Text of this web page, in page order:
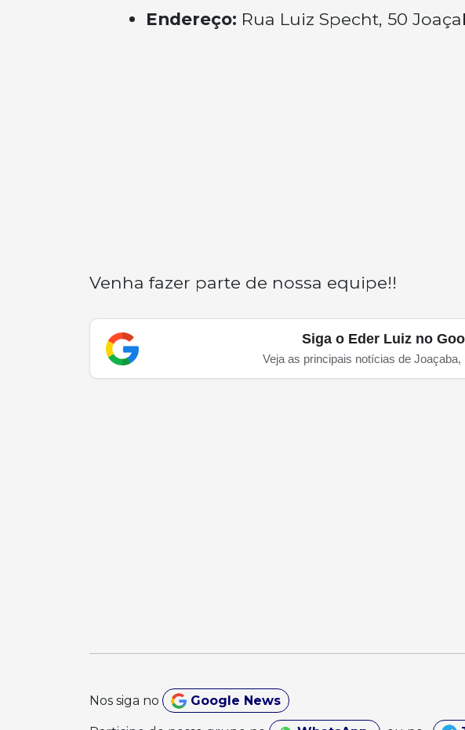
Endereço: Rua Luiz Specht, 50
Venha fazer parte de nossa equipe!!
Siga o Eder Luiz no
Veja as principais notícias de Joaçaba,
Nos siga no Google News